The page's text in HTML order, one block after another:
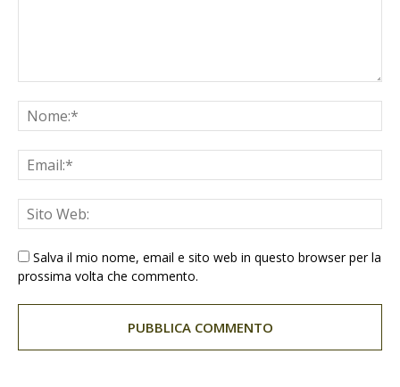
Salva il mio nome, email e sito web in questo browser per la
prossima volta che commento.